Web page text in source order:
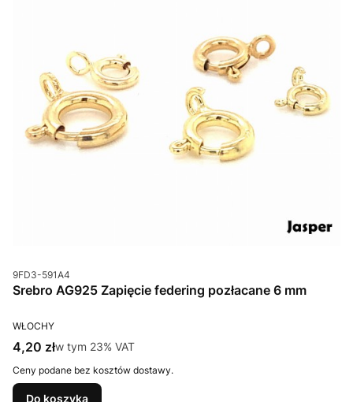
Kod produktu
9FD3-591A4
Srebro AG925 Zapięcie federing pozłacane 6 mm
PRODUCENT
WŁOCHY
Cena brutto
4,20 złw tym %s VAT
w tym 23% VAT
Ceny podane bez kosztów dostawy.
Do koszyka